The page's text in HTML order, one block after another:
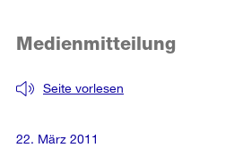
Seite vorlesen
Medienmitteilung
22. März 2011